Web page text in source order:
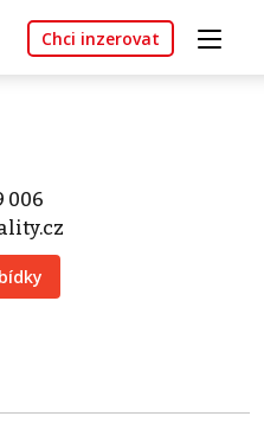
Chci inzerovat
006